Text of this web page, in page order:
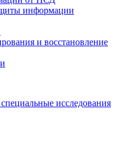
информации
и восстановление
исследования